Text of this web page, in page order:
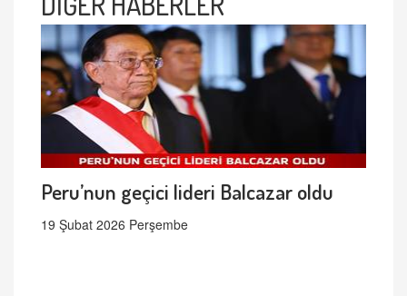
Peru’nun geçici lideri Balcazar oldu
19 Şubat 2026 Perşembe